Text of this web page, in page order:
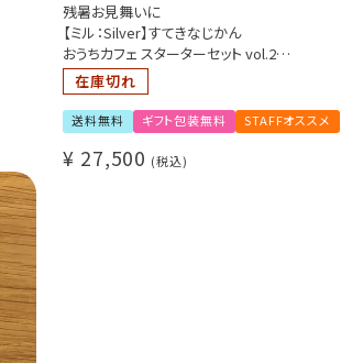
残暑お見舞いに
【ミル：Silver】すてきなじかん
おうちカフェ スターターセット vol.2
選べる！ORIGAMI磁器ドリッパー 6種
選べる！専用ホルダー 3種
コーヒー抽出器具6点セット（ポット / 手挽きミ
ル / サーバー / フィルター）
1～2杯用 / コーヒー豆 50g付き
在庫切れ
送料無料 ギフト包装無料 STAFFオススメ
¥ 27,500 税込